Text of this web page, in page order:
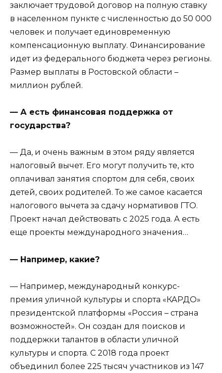
заключает трудовой договор на полную ставку
в населенном пункте с численностью до 50 000
человек и получает единовременную
компенсационную выплату. Финансирование
идет из федерального бюджета через регионы.
Размер выплаты в Ростовской области –
миллион рублей.
— А есть финансовая поддержка от
государства?
— Да, и очень важным в этом ряду является
налоговый вычет. Его могут получить те, кто
оплачивал занятия спортом для себя, своих
детей, своих родителей. То же самое касается
налогового вычета за сдачу нормативов ГТО.
Проект начал действовать с 2025 года. А есть
еще проекты международного значения…
— Например, какие?
— Например, международный конкурс-
премия уличной культуры и спорта «КАРДО»
президентской платформы «Россия – страна
возможностей». Он создан для поисков и
поддержки талантов в области уличной
культуры и спорта. С 2018 года проект
объединил более 225 тысяч участников из 147